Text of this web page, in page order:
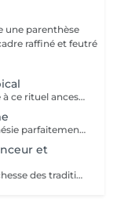
une parenthèse
Offrez-vous un moment de bien-être grâce à ce rituel ancestral inspiré des recettes de beauté et soins de l'île de Java. Laissez-vous transporter par les délicates senteurs de ce soin énergisant à base d'épices et de sels de mer, et retrouvez une douce et satiné.
Un merveilleux rituel inspirés des îles Polynésie parfaitement adapté aux peaux même les plus sensibles. Cette préparation traditionnelle de Monoï, à base de fleurs de Tiaré macérées, de sucre, de poudre de noix de coco et de fruits de Noni, régénère la peau et éveille l'esprit.
et
Le soin Detox Minceur et légèreté allie la richesse des traditions et pharmacopées brésiliennes et indiennes. Les mouvements vont, de façon alternatives, oxygéner et les drainer les tissus afin de raffermir et detoxifier le corps et le mental. Ce soin est pratiqué avec la Crème de Café Minceur, l'Huile Ayurvédique et un enveloppement personnalisé. * Possibilité de faire un abonnement 5+ 1 offert